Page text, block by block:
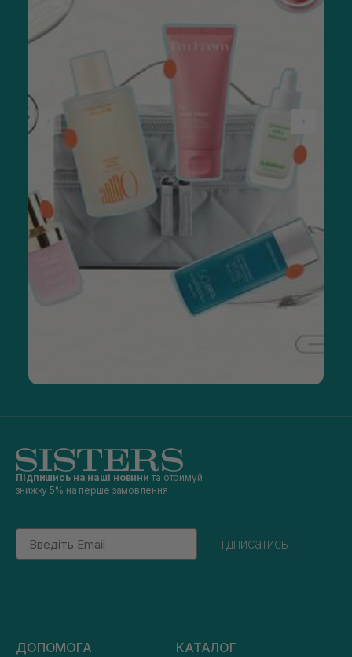
Підпишись на наші новини та отримуй
знижку 5% на перше замовлення
Email
підписатись
ДОПОМОГА КАТАЛОГ